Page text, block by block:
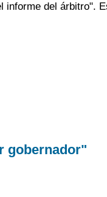
informe del árbitro".
gobernador"